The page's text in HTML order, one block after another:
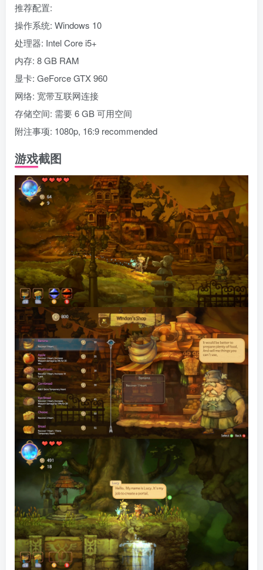
推荐配置:
操作系统: Windows 10
处理器: Intel Core i5+
内存: 8 GB RAM
显卡: GeForce GTX 960
网络: 宽带互联网连接
存储空间: 需要 6 GB 可用空间
附注事项: 1080p, 16:9 recommended
游戏截图